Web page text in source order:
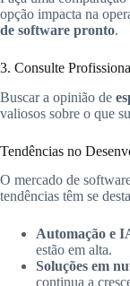
opção impacta na
de software pronto.
3. Consulte
Buscar a opinião de
valiosos sobre o que
Tendências no
O mercado de
tendências têm se
Automação e
estão em alta.
Soluções em
continua a